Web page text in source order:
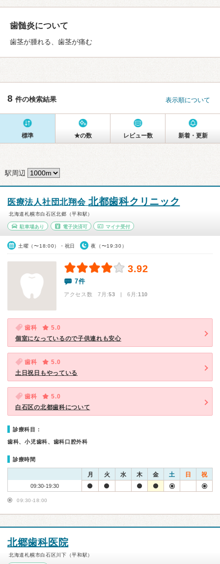
歯髄炎について
歯茎が腫れる、歯茎が痛む
8 件の検索結果 表示順について
標準 ★の数 レビュー数 新着・更新
駅周辺
医療法人社団北翔会 北都歯科クリニック
北海道札幌市白石区北郷（平和駅）
駐車場あり 電子決済可 マイナ受付
土曜（〜18:00）・祝日 夜（〜19:30）
3.92
7件
アクセス数 7月:53 | 6月:110
歯科
5.0
個室になっているので子供連れも安心
歯科
5.0
土日祝日もやっている
歯科
5.0
白石区の北都歯科について
診療科目：
歯科、小児歯科、歯科口腔外科
診療時間
月 火 水 木 金 土 日 祝
09:30-19:30
09:30-18:00
北郷歯科医院
北海道札幌市白石区川下（平和駅）